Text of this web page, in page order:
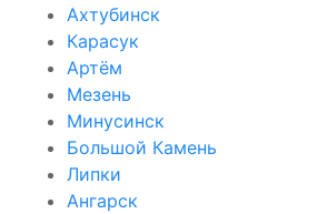
Ахтубинск
Карасук
Артём
Мезень
Минусинск
Большой Камень
Липки
Ангарск